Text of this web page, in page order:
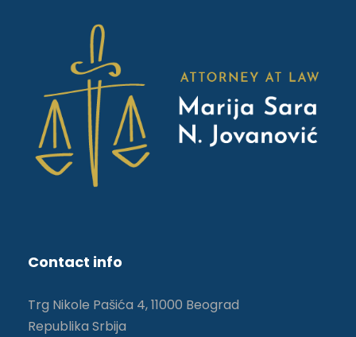
Contact info
Trg Nikole Pašića 4, 11000 Beograd
Republika Srbija